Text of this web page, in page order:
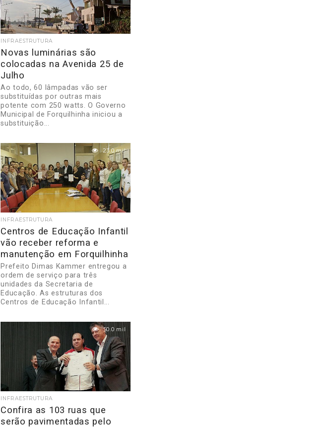
INFRAESTRUTURA
Novas luminárias são
colocadas na Avenida 25 de
Julho
Ao todo, 60 lâmpadas vão ser
substituídas por outras mais
potente com 250 watts. O Governo
Municipal de Forquilhinha iniciou a
substituição...
23.0 mil
INFRAESTRUTURA
Centros de Educação Infantil
vão receber reforma e
manutenção em Forquilhinha
Prefeito Dimas Kammer entregou a
ordem de serviço para três
unidades da Secretaria de
Educação. As estruturas dos
Centros de Educação Infantil...
50.0 mil
INFRAESTRUTURA
Confira as 103 ruas que
serão pavimentadas pelo